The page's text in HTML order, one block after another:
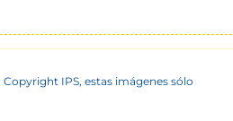
IPS, estas imágenes sólo